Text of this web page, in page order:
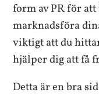
form av PR för
marknadsföra
viktigt att du
hjälper dig att få
Detta är en bra